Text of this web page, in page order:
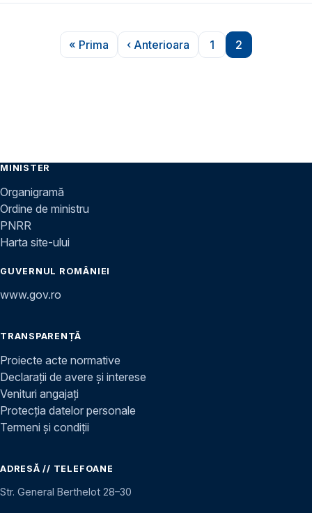
Prima pagină
« Prima
Pagina anterioară
‹ Anterioara
Pagina
1
Pagina
2
MINISTER
Organigramă
Ordine de ministru
PNRR
Harta site-ului
GUVERNUL ROMÂNIEI
www.gov.ro
TRANSPARENȚĂ
Proiecte acte normative
Declarații de avere și interese
Venituri angajați
Protecția datelor personale
Termeni și condiții
ADRESĂ // TELEFOANE
Str. General Berthelot 28–30